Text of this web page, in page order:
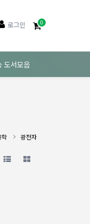
로그인 0
도서모음
학 광전자